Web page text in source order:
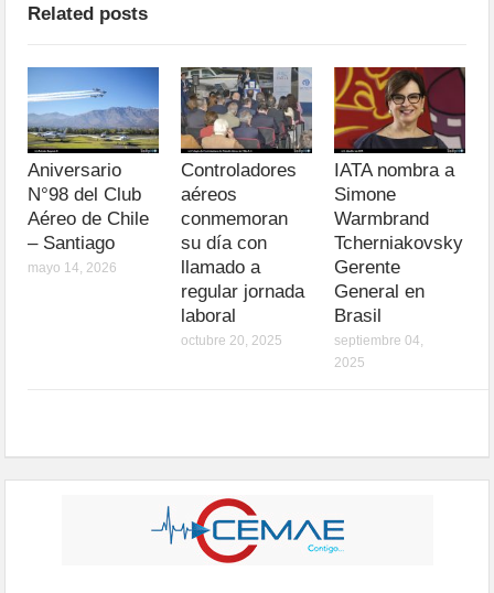
Related posts
Aniversario
N°98 del Club
Aéreo de Chile
– Santiago
mayo 14, 2026
Controladores
aéreos
conmemoran
su día con
llamado a
regular jornada
laboral
octubre 20, 2025
IATA nombra a
Simone
Warmbrand
Tcherniakovsky
Gerente
General en
Brasil
septiembre 04,
2025